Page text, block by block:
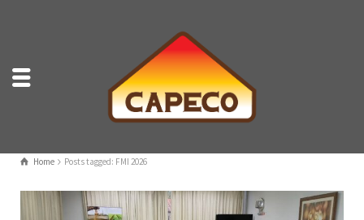
Home Posts tagged: FMI 2026